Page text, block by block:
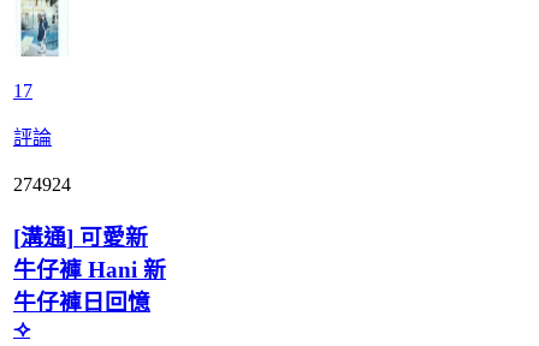
17
評論
274924
[溝通] 可愛新
牛仔褲 Hani 新
牛仔褲日回憶
⟢